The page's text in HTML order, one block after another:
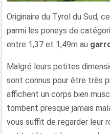
Originaire du Tyrol du Sud,
parmi les poneys de
entre 1,37 et 1,49m au
Malgré leurs petites
sont connus pour être très
affichent un corps bien
tombent presque jamais
vous suffit de regarder leur